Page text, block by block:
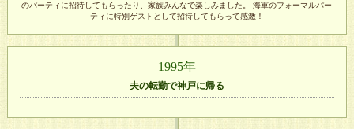
のパーティに招待してもらったり、家族みんなで楽しみました。 海軍のフォーマルパー
ティに特別ゲストとして招待してもらって感激！
1995年
夫の転勤で神戸に帰る